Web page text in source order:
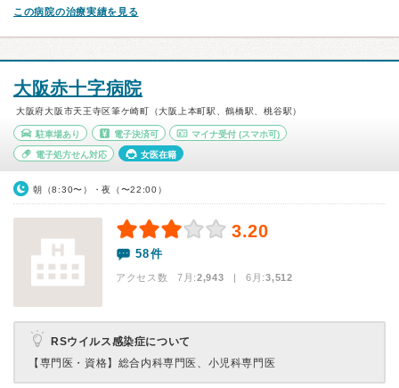
この病院の治療実績を見る
大阪赤十字病院
大阪府大阪市天王寺区筆ケ崎町（大阪上本町駅、鶴橋駅、桃谷駅）
駐車場あり 電子決済可 マイナ受付 (スマホ可)
電子処方せん対応 女医在籍
朝（8:30〜）・夜（〜22:00）
3.20
58件
アクセス数 7月:2,943 | 6月:3,512
RSウイルス感染症について
【専門医・資格】 総合内科専門医、小児科専門医